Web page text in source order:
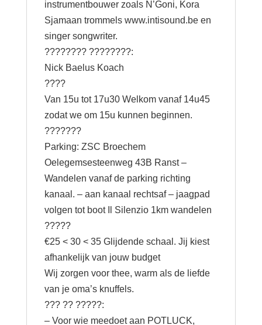
instrumentbouwer zoals N’Goni, Kora
Sjamaan trommels www.intisound.been
singer songwriter.
???????? ????????:
Nick Baelus Koach
????
Van 15u tot 17u30 Welkom vanaf 14u45
zodat we om 15u kunnen beginnen.
???????
Parking: ZSC Broechem
Oelegemsesteenweg 43B Ranst –
Wandelen vanaf de parking richting
kanaal. – aan kanaal rechtsaf – jaagpad
volgen tot boot Il Silenzio 1km wandelen
?????
€25 < 30 < 35 Glijdende schaal. Jij kiest
afhankelijk van jouw budget
Wij zorgen voor thee, warm als de liefde
van je oma’s knuffels.
??? ?? ?????:
– Voor wie meedoet aan POTLUCK,